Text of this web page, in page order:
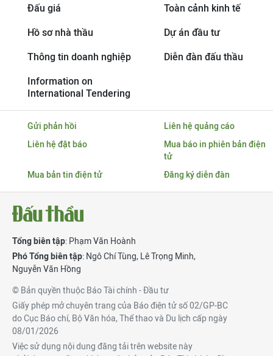
Đấu giá Toàn cảnh kinh tế
Hồ sơ nhà thầu Dự án đầu tư
Thông tin doanh nghiệp Diễn đàn đấu thầu
Information on
International Tendering
Gửi phản hồi
Liên hệ quảng cáo
Liên hệ đặt báo
Mua báo in phiên bản điện
tử
Mua bản tin điện tử
Đăng ký diễn đàn
Tổng biên tập: Phạm Văn Hoành
Phó Tổng biên tập: Ngô Chí Tùng, Lê Trọng Minh,
Nguyễn Văn Hồng
© Bản quyền thuộc Báo Tài chính - Đầu tư
Giấy phép mở chuyên trang của Báo điện tử số 02/GP-BC
do Cục Báo chí, Bộ Văn hóa, Thể thao và Du lịch cấp ngày
08/01/2026
Việc sử dụng nội dung đăng tải trên website này